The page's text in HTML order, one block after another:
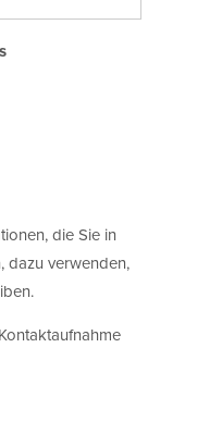
die Sie in
dazu verwenden,